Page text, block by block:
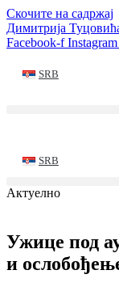
Скочите на садржај
Димитрија
Facebook-f Instagram
SRB
SRB
Актуелно
Ужице под
и